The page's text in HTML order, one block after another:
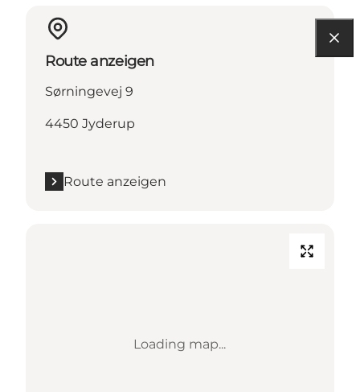
Route anzeigen
Sørningevej 9
4450 Jyderup
Route anzeigen
Loading map...